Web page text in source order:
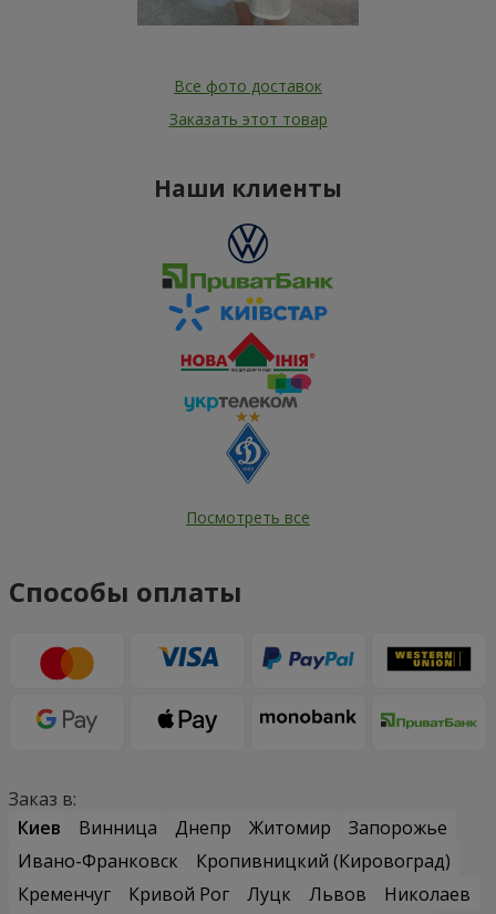
Все фото доставок
Заказать этот товар
Наши клиенты
Посмотреть все
Способы оплаты
Заказ в:
Киев
Винница Днепр Житомир
Запорожье
Ивано-Франковск
Кропивницкий (Кировоград)
Кременчуг
Кривой Рог Луцк Львов
Николаев